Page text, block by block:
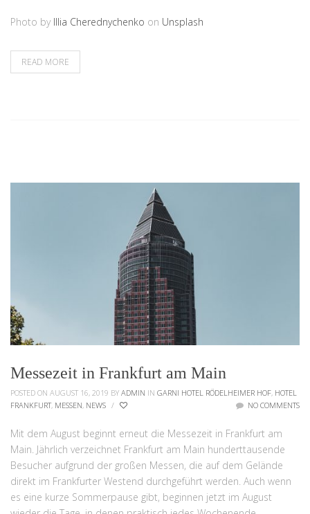
Photo by Illia Cherednychenko on Unsplash
READ MORE
Messezeit in Frankfurt am Main
POSTED ON AUGUST 16, 2019 BY ADMIN IN GARNI HOTEL RÖDELHEIMER HOF, HOTEL
FRANKFURT, MESSEN, NEWS / NO COMMENTS
Mit dem August beginnt erneut die Messezeit in Frankfurt am
Main. Jährlich verzeichnet Frankfurt am Main hunderttausende
Besucher aufgrund der großen Messen, die auf dem Gelände
direkt im Frankfurter Westend durchgeführt werden. Auch wenn
es eine kurze Sommerpause gibt, beginnen jetzt im August